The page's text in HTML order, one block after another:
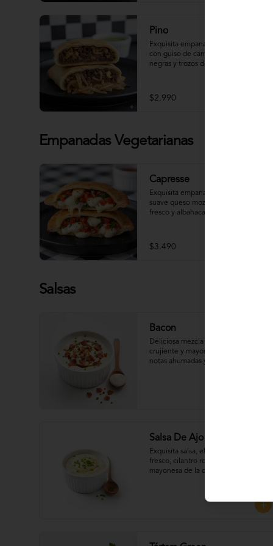
Pino
Exquisita empanada clásica de Pino
con guiso de carne picada, aceitunas
negras y trozos de huevo, sazonada
$2.990
Empanadas Vegetarianas
Capresse
Exquisita empanada, rellena con
suave queso mozzarella, tomate
fresco y albahaca, una combinación
$3.490
Salsas
Bacon
Deliciosa mezcla de tocineta
crujiente y mayonesa de la casa, con
notas ahumadas y un toque salado
Salsa De Ajo Cilantro
Exquisita salsa, elaborada con ajo
fresco, cilantro recién picado,
mayonesa de la casa y un toque de
para UNTAR tus empanadas